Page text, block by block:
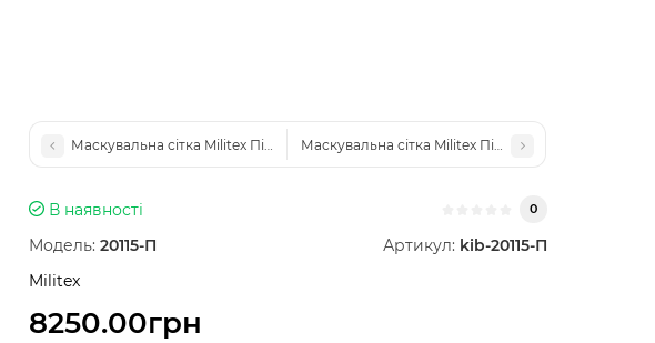
Маскувальна сітка Militex Піксель 10х10м (площа 100 кв.м.)Маскувальна сітка Militex Піксель 2х2,5м (площа 5
В наявності 0
Модель: 20115-П Артикул: kib-20115-П
Militex
8250.00грн